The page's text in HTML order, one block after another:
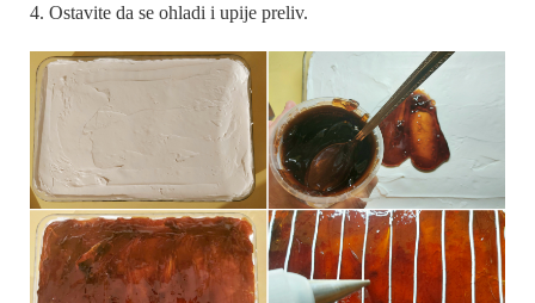
Ostavite da se ohladi i upije preliv.